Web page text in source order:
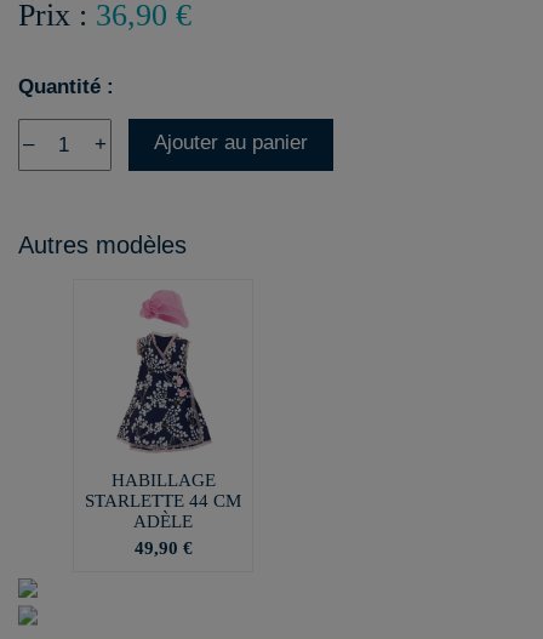
Prix : 36,90 €
Quantité :
– + Ajouter au panier
Autres modèles
HABILLAGE
STARLETTE 44 CM
ADÈLE
49,90 €